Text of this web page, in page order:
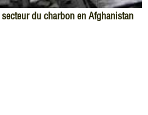
du charbon en Afghanistan